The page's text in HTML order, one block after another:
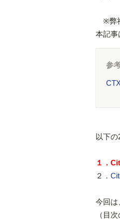
※弊
本記事
参
以下の
１．
２．
今回は
（目